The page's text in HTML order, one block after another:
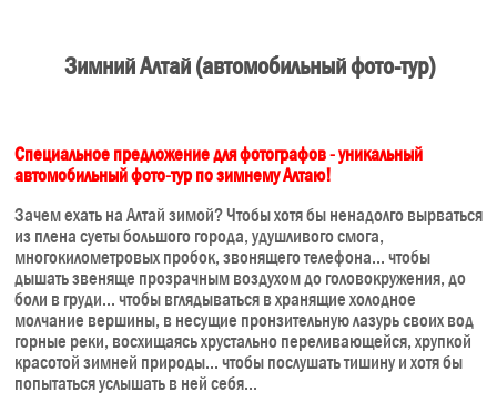
Зимний Алтай (автомобильный фото-тур)
Специальное предложение для фотографов - уникальный
автомобильный фото-тур по зимнему Алтаю!
Зачем ехать на Алтай зимой? Чтобы хотя бы ненадолго вырваться
из плена суеты большого города, удушливого смога,
многокилометровых пробок, звонящего телефона... чтобы
дышать звеняще прозрачным воздухом до головокружения, до
боли в груди... чтобы вглядываться в хранящие холодное
молчание вершины, в несущие пронзительную лазурь своих вод
горные реки, восхищаясь хрустально переливающейся, хрупкой
красотой зимней природы... чтобы послушать тишину и хотя бы
попытаться услышать в ней себя...